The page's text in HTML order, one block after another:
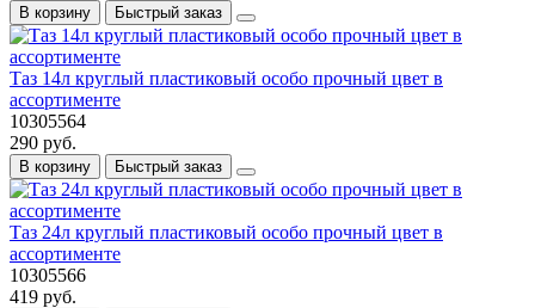
В корзину Быстрый заказ
Таз 14л круглый пластиковый особо прочный цвет в
ассортименте
10305564
290 руб.
В корзину Быстрый заказ
Таз 24л круглый пластиковый особо прочный цвет в
ассортименте
10305566
419 руб.